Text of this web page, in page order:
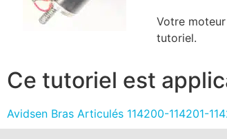
Votre
tutoriel.
Ce tutoriel est
Avidsen Bras Articulés 114200-114201-